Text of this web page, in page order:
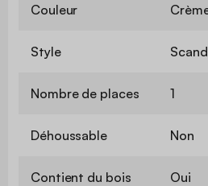
Couleur
Style
Nombre de places 1
Déhoussable Non
Contient du bois Oui